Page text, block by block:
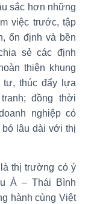
sắc hơn những
việc trước, tập
ổn định và bền
sẻ các định
thiện khung
tư, thúc đẩy lựa
đồng thời
nghiệp có
bó lâu dài với thị
thị trường có ý
Á – Thái Bình
hành cùng Việt